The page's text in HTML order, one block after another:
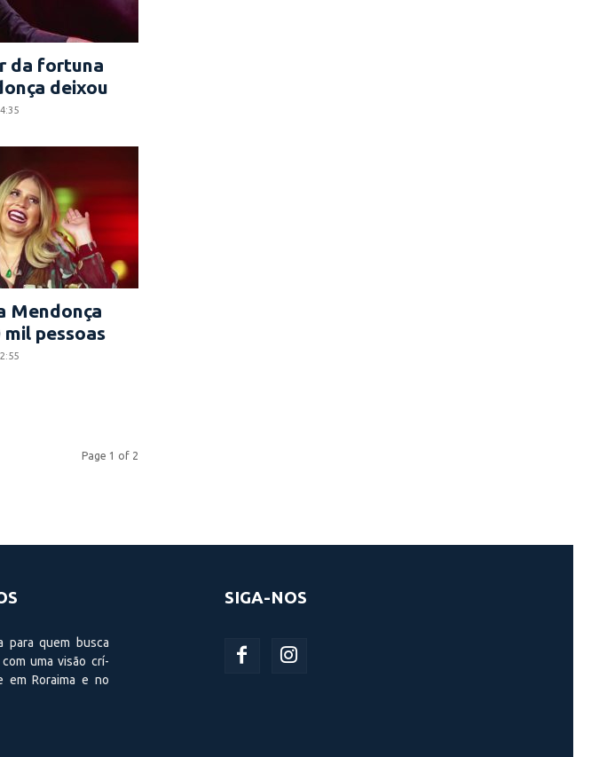
da fortuna
deixou
Mendonça
pessoas
Page 1 of 2
para quem busca
uma visão crí­
em Roraima e no
SIGA-NOS